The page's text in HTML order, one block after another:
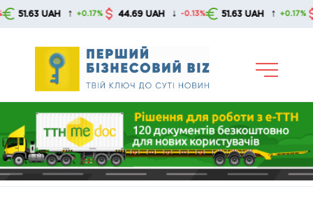
Skip
UAH ↑ +0.17% 44.69 UAH ↓ -0.13% 51.63 UAH ↑ +0.17%